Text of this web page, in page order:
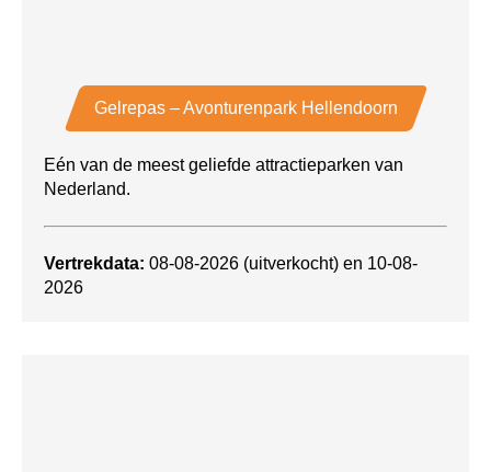
Gelrepas – Avonturenpark Hellendoorn
Eén van de meest geliefde attractieparken van
Nederland.
Vertrekdata: 08-08-2026 (uitverkocht) en 10-08-
2026